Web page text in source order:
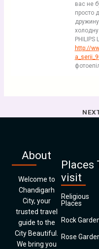
вас не
просто
дружину
холодну
PHILIPS
http://
About
Welcome to
Chandigarh
City, your
trusted travel
guide to the
City Beautiful.
We bring you
Places
visit
Religious
Places
Rock
Rose